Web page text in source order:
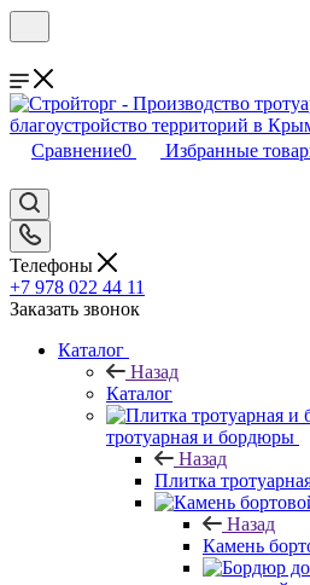
Сравнение0 Избранные
Телефоны
+7 978 022 44 11
Заказать звонок
Каталог
Назад
Каталог
тротуарная и бордюры
Назад
Плитка
Назад
Камень